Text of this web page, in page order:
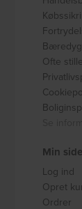
Ofte
Min side
Log ind
Opret
Ordrer